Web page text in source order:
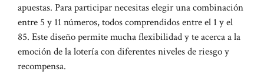
apuestas. Para participar necesitas elegir una combinación
entre 5 y 11 números, todos comprendidos entre el 1 y el
85. Este diseño permite mucha flexibilidad y te acerca a la
emoción de la lotería con diferentes niveles de riesgo y
recompensa.